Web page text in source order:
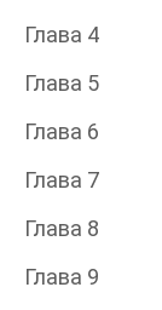
Глава 4
Глава 5
Глава 6
Глава 7
Глава 8
Глава 9